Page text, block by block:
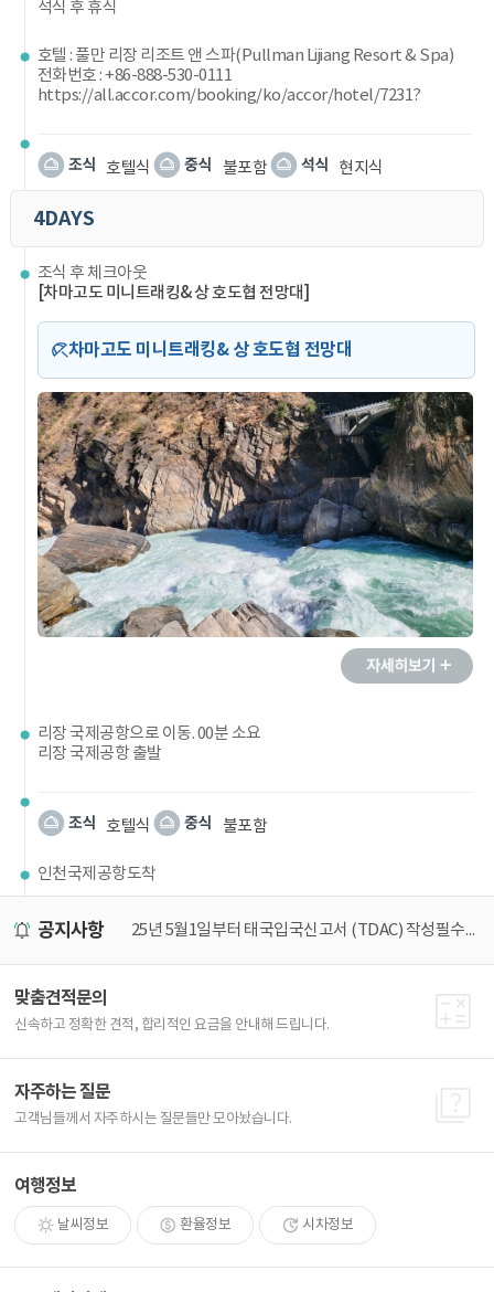
석식 후 휴식
호텔 : 풀만 리장 리조트 앤 스파(Pullman Lijiang Resort & Spa)
전화번호 : +86-888-530-0111
https://all.accor.com/booking/ko/accor/hotel/7231?
호텔식 불포함 현지식
4DAYS
조식 후 체크아웃
[차마고도 미니트래킹& 상 호도협 전망대]
차마고도 미니트래킹& 상 호도협 전망대
리장 국제공항으로 이동. 00분 소요
리장 국제공항 출발
호텔식 불포함
인천국제공항도착
공지사항 [25년 최신] 비지트재팬 가장 쉽게 등록하는 방법
맞춤견적문의
신속하고 정확한 견적, 합리적인 요금을 안내해 드립니다.
자주하는 질문
고객님들께서 자주하시는 질문들만 모아놨습니다.
여행정보
날씨정보 환율정보 시차정보